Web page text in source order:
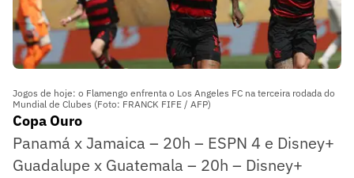
Jogos de hoje: o Flamengo enfrenta o Los Angeles FC na terceira rodada do
Mundial de Clubes (Foto: FRANCK FIFE / AFP)
Copa Ouro
Panamá x Jamaica – 20h – ESPN 4 e Disney+
Guadalupe x Guatemala – 20h – Disney+